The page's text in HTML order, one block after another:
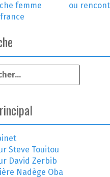
femme
ou
Steve Touitou
David Zerbib
Nadège Oba